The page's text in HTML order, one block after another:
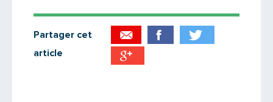
Partager cet
article